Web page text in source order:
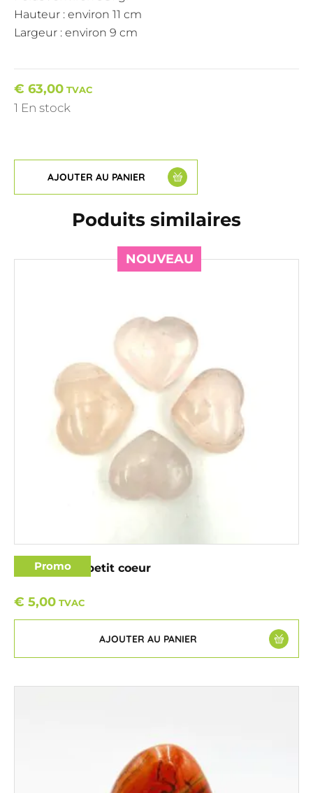
Hauteur : environ 11 cm
Largeur : environ 9 cm
€ 63,00 TVAC
1 En stock
AJOUTER AU PANIER
Poduits similaires
NOUVEAU
NOUVEAU
Promo
Quartz rose petit coeur
€ 5,00 TVAC
AJOUTER AU PANIER